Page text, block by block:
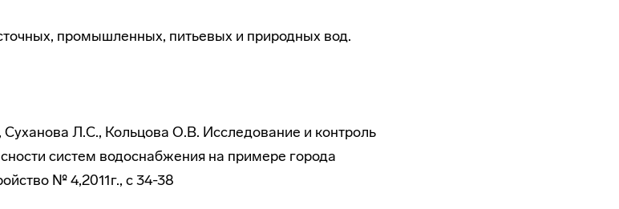
промышленных, питьевых и природных вод.
Л.С., Кольцова О.В. Исследование и контроль
систем водоснабжения на примере города
№ 4,2011г., с 34-38